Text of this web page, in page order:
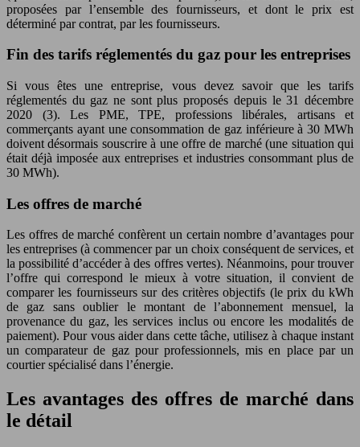
proposées par l’ensemble des fournisseurs, et dont le prix est
déterminé par contrat, par les fournisseurs.
Fin des tarifs réglementés du gaz pour les entreprises
Si vous êtes une entreprise, vous devez savoir que les tarifs
réglementés du gaz ne sont plus proposés depuis le 31 décembre
2020 (3). Les PME, TPE, professions libérales, artisans et
commerçants ayant une consommation de gaz inférieure à 30 MWh
doivent désormais souscrire à une offre de marché (une situation qui
était déjà imposée aux entreprises et industries consommant plus de
30 MWh).
Les offres de marché
Les offres de marché confèrent un certain nombre d’avantages pour
les entreprises (à commencer par un choix conséquent de services, et
la possibilité d’accéder à des offres vertes). Néanmoins, pour trouver
l’offre qui correspond le mieux à votre situation, il convient de
comparer les fournisseurs sur des critères objectifs (le prix du kWh
de gaz sans oublier le montant de l’abonnement mensuel, la
provenance du gaz, les services inclus ou encore les modalités de
paiement). Pour vous aider dans cette tâche, utilisez à chaque instant
un comparateur de gaz pour professionnels, mis en place par un
courtier spécialisé dans l’énergie.
Les avantages des offres de marché dans
le détail